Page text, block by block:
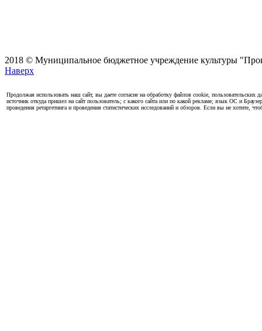
2018 © Муниципальное бюджетное учреждение культуры
Наверх
Продолжая использовать наш сайт, вы даете согласие на обработку файлов cookie,
источник откуда пришел на сайт пользователь; с какого сайта или по какой рекламе; язык ОС и
проведения ретаргетинга и проведения статистических исследований и обзоров. Если вы не хотите,